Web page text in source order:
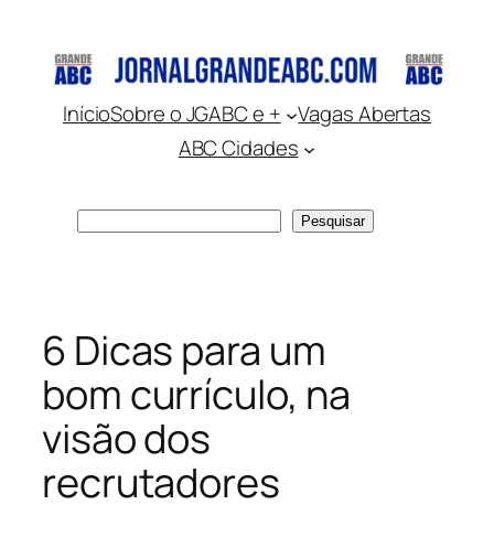
conteúdo
InícioSobre o JGABC e +
Vagas Abertas
ABC Cidades
Pesquisar
6 Dicas para um
bom currículo, na
visão dos
recrutadores